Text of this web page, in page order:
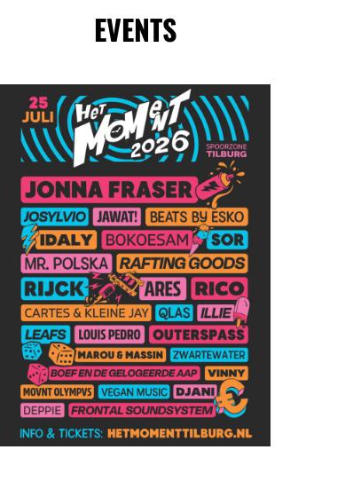
EVENTS